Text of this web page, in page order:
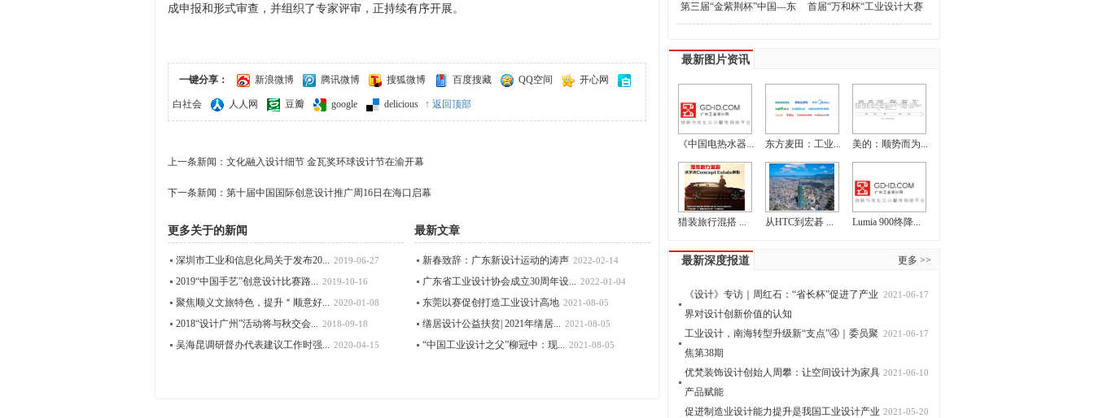
成申报和形式审查，并组织了专家评审，正持续有序开展。
一键分享： 新浪微博 腾讯微博 搜狐微博 百度搜藏 QQ空间 开心网
白社会 人人网 豆瓣 google delicious ↑ 返回顶部
上一条新闻： 文化融入设计细节 金瓦奖环球设计节在渝开幕
下一条新闻： 第十届中国国际创意设计推广周16日在海口启幕
更多关于的新闻
深圳市工业和信息化局关于发布20... 2019-06-27
2019“中国手艺”创意设计比赛路... 2019-10-16
聚焦顺义文旅特色，提升＂顺意好... 2020-01-08
2018“设计广州”活动将与秋交会... 2018-09-18
吴海昆调研督办代表建议工作时强... 2020-04-15
最新文章
新春致辞：广东新设计运动的涛声 2022-02-14
广东省工业设计协会成立30周年设... 2022-01-04
东莞以赛促创打造工业设计高地 2021-08-05
缮居设计公益扶贫| 2021年缮居... 2021-08-05
“中国工业设计之父”柳冠中：现... 2021-08-05
第三届“金紫荆杯”中国—东
首届“万和杯“工业设计大赛
最新图片资讯
《中国电热水器... 东方麦田：工业... 美的：顺势而为...
猎装旅行混搭 ... 从HTC到宏碁 ... Lumia 900终降...
更多 >>
最新深度报道
2021-06-17
《设计》专访｜周红石：“省长杯”促进了产业
界对设计创新价值的认知
2021-06-17
工业设计，南海转型升级新“支点”④｜委员聚
焦第38期
2021-06-10
优梵装饰设计创始人周攀：让空间设计为家具
产品赋能
2021-05-20
促进制造业设计能力提升是我国工业设计产业